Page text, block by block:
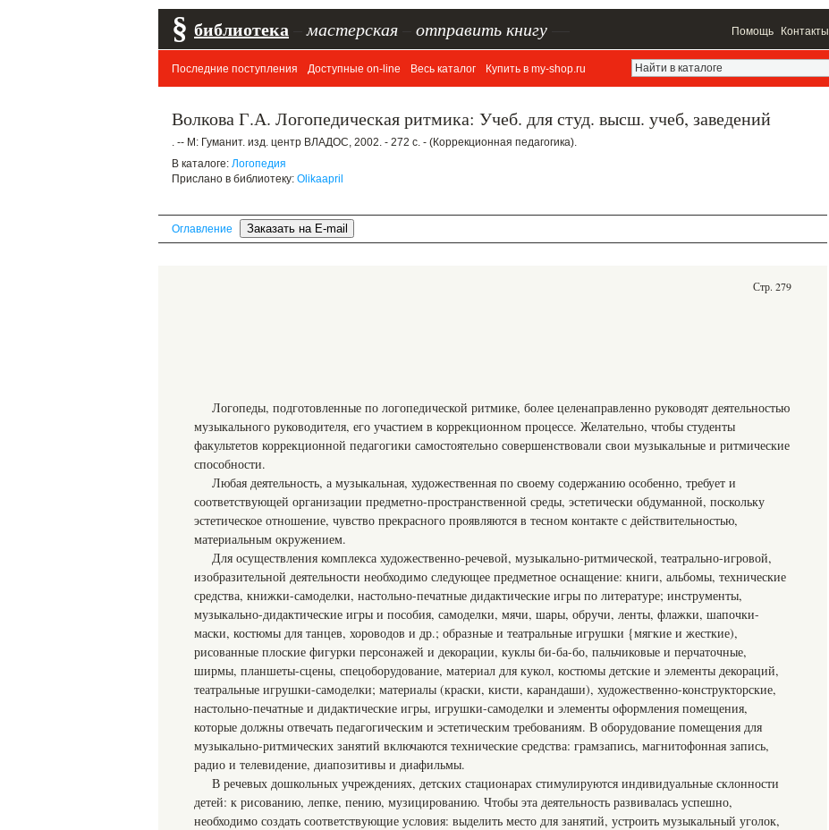
§ библиотека мастерская отправить книгу Помощь Контакты
Последние поступления Доступные on-line Весь каталог Купить в my-shop.ru
Волкова Г.А. Логопедическая ритмика: Учеб. для студ. высш. учеб, заведений
. -- М: Гуманит. изд. центр ВЛАДОС, 2002. - 272 с. - (Коррекционная педагогика).
В каталоге: Логопедия
Прислано в библиотеку: Olikaapril
Оглавление
Стр. 279
Логопеды, подготовленные по логопедической ритмике, более целенаправленно руководят деятельностью
музыкального руководителя, его участием в коррекционном процессе. Желательно, чтобы студенты
факультетов коррекционной педагогики самостоятельно совершенствовали свои музыкальные и ритмические
способности.
Любая деятельность, а музыкальная, художественная по своему содержанию особенно, требует и
соответствующей организации предметно-пространственной среды, эстетически обдуманной, поскольку
эстетическое отношение, чувство прекрасного проявляются в тесном контакте с действительностью,
материальным окружением.
Для осуществления комплекса художественно-речевой, музыкально-ритмической, театрально-игровой,
изобразительной деятельности необходимо следующее предметное оснащение: книги, альбомы, технические
средства, книжки-самоделки, настольно-печатные дидактические игры по литературе; инструменты,
музыкально-дидактические игры и пособия, самоделки, мячи, шары, обручи, ленты, флажки, шапочки-
маски, костюмы для танцев, хороводов и др.; образные и театральные игрушки {мягкие и жесткие),
рисованные плоские фигурки персонажей и декорации, куклы би-ба-бо, пальчиковые и перчаточные,
ширмы, планшеты-сцены, спецоборудование, материал для кукол, костюмы детские и элементы декораций,
театральные игрушки-самоделки; материалы (краски, кисти, карандаши), художественно-конструкторские,
настольно-печатные и дидактические игры, игрушки-самоделки и элементы оформления помещения,
которые должны отвечать педагогическим и эстетическим требованиям. В оборудование помещения для
музыкально-ритмических занятий включаются технические средства: грамзапись, магнитофонная запись,
радио и телевидение, диапозитивы и диафильмы.
В речевых дошкольных учреждениях, детских стационарах стимулируются индивидуальные склонности
детей: к рисованию, лепке, пению, музицированию. Чтобы эта деятельность развивалась успешно,
необходимо создать соответствующие условия: выделить место для занятий, устроить музыкальный уголок,